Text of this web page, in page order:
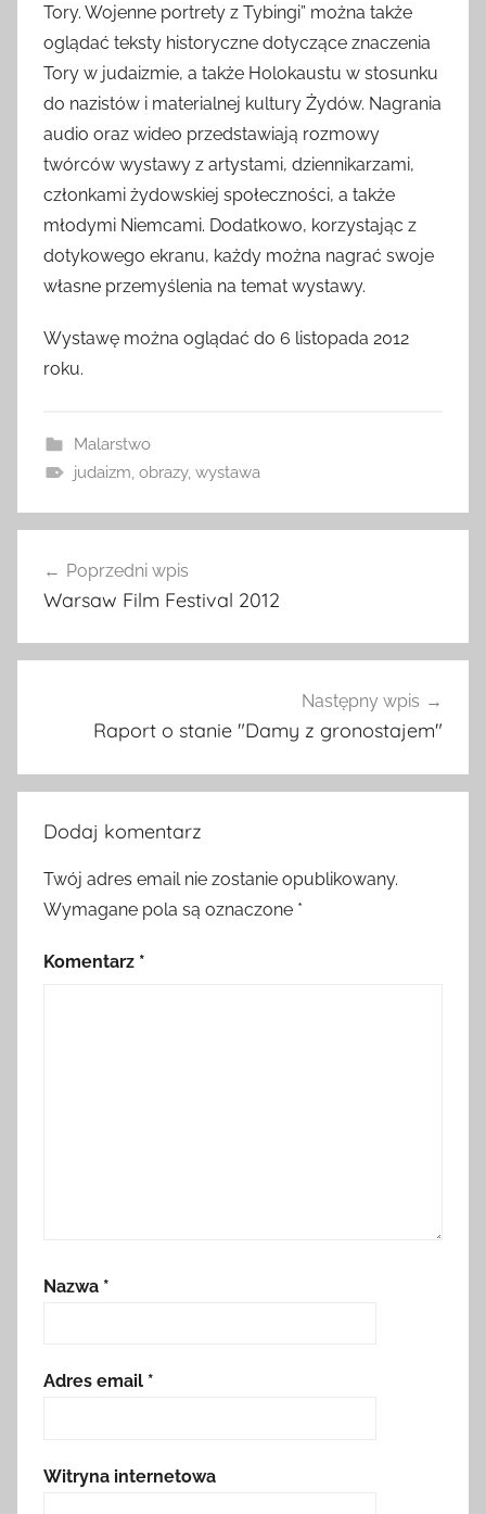
Tory. Wojenne portrety z Tybingi” można także
oglądać teksty historyczne dotyczące znaczenia
Tory w judaizmie, a także Holokaustu w stosunku
do nazistów i materialnej kultury Żydów. Nagrania
audio oraz wideo przedstawiają rozmowy
twórców wystawy z artystami, dziennikarzami,
członkami żydowskiej społeczności, a także
młodymi Niemcami. Dodatkowo, korzystając z
dotykowego ekranu, każdy można nagrać swoje
własne przemyślenia na temat wystawy.
Wystawę można oglądać do 6 listopada 2012
roku.
Malarstwo
judaizm obrazy, wystawa
wpisu
Poprzedni wpis
Warsaw Film Festival 2012
Następny wpis
Raport o stanie "Damy z gronostajem"
Dodaj komentarz
Twój adres email nie zostanie opublikowany.
Wymagane pola są oznaczone *
Komentarz *
Nazwa *
Adres email *
Witryna internetowa